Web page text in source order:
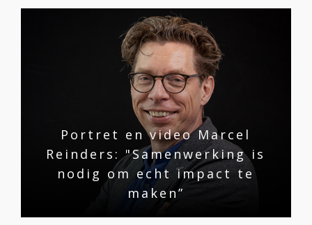
Portret en video Marcel
Reinders: "Samenwerking is
nodig om echt impact te
maken”